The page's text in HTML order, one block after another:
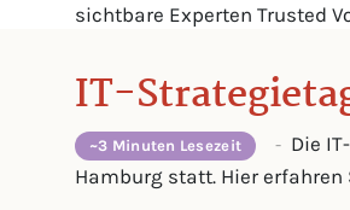
sichtbare Experten Trusted
IT-
~3 Minuten Lesezeit - Die
Hamburg statt. Hier